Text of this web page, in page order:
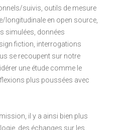
suivis, outils de mesure
longitudinale en open source,
simulées, données
fiction, interrogations
se recoupent sur notre
une étude comme le
plus poussées avec
il y a ainsi bien plus
des échanges sur les